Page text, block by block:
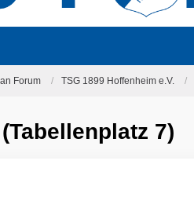
Forum TSG 1899 Hoffenheim e.V.
7)